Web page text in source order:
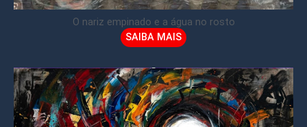
O nariz empinado e a água no rosto
SAIBA MAIS